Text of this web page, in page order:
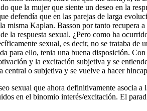
la mujer que siente un deseo en la
defendía que en las parejas de larga
misma Kaplan. Basson por tanto
respuesta sexual. ¿Pero como ha
sexual, es decir, no se trataba de
para ello, tenia una buena disposición.
y la excitación subjetiva y se
o subjetiva y se vuelve a hacer
sexual que ahora definitivamente asocia
en el binomio interés/excitación. El